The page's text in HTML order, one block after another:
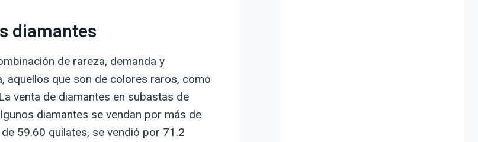
diamantes
de rareza, demanda y
aquellos que son de colores raros, como
venta de diamantes en subastas de
diamantes se vendan por más de
59.60 quilates, se vendió por 71.2